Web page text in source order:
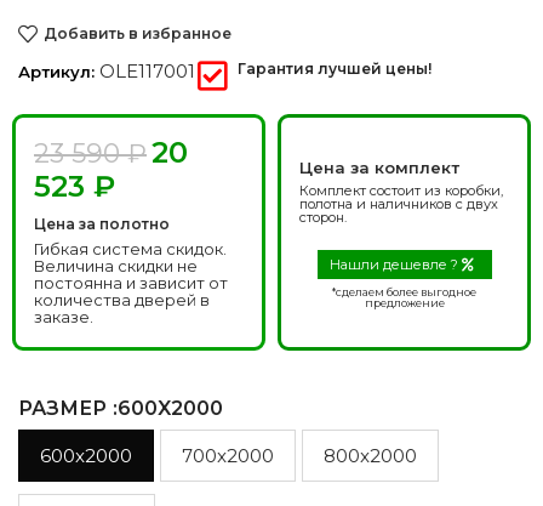
Добавить в избранное
Артикул: OLE117001 Гарантия лучшей цены!
23 590₽20
523 ₽
Цена за полотно
Гибкая система скидок.
Величина скидки не
постоянна и зависит от
количества дверей в
заказе.
Цена за комплект
Комплект состоит из коробки,
полотна и наличников с двух
сторон.
Нашли дешевле ?
*сделаем более выгодное
предложение
РАЗМЕР :600X2000
600x2000 700x2000 800x2000